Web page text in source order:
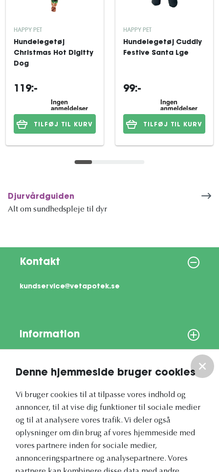
Denne hjemmeside bruger cookies
Vi bruger cookies til at tilpasse vores indhold og
annoncer, til at vise dig funktioner til sociale medier
og til at analysere vores trafik. Vi deler også
oplysninger om din brug af vores hjemmeside med
vores partnere inden for sociale medier,
annonceringspartnere og analysepartnere. Vores
HAPPY PET
Hundelegetøj
Christmas Hot Digitty
Dog
119:-
TILFØJ TIL KURV
HAPPY PET
Hundelegetøj Cuddly
Festive Santa Lge
99:-
TILFØJ TIL KURV
Djurvårdguiden
Alt om sundhedspleje til dyr
Kontakt
kundservice@vetapotek.se
Information
Vores nyhedsbrev
Vetapotek.dk er en del af